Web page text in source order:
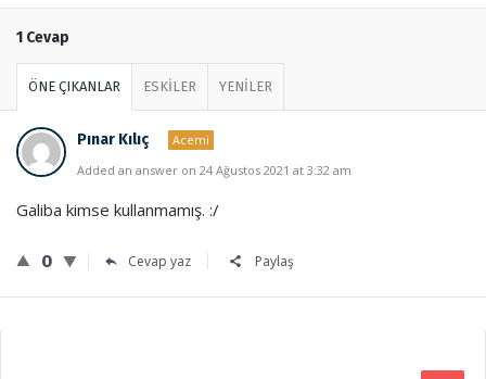
1 Cevap
ÖNE ÇIKANLAR ESKİLER YENİLER
Pınar Kılıç
Acemi
Added an answer on 24 Ağustos 2021 at 3:32 am
Galiba kimse kullanmamış. :/
0 Cevap yaz Paylaş